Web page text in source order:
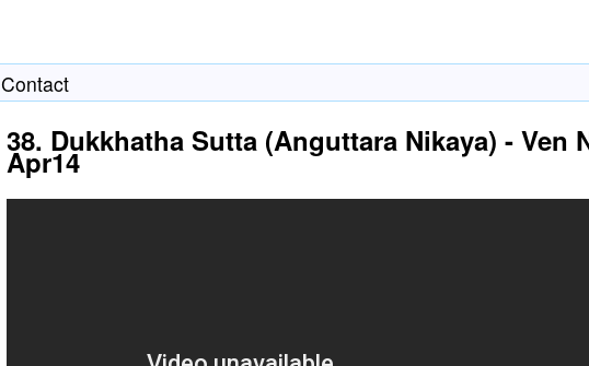
Contact
38. Dukkhatha Sutta (Anguttara Nikaya) - Ven
Apr14